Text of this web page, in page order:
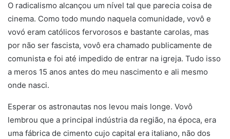
O radicalismo alcançou um nível tal que parecia coisa de
cinema. Como todo mundo naquela comunidade, vovô e
vovó eram católicos fervorosos e bastante carolas, mas
por não ser fascista, vovô era chamado publicamente de
comunista e foi até impedido de entrar na igreja. Tudo isso
a meros 15 anos antes do meu nascimento e ali mesmo
onde nasci.
Esperar os astronautas nos levou mais longe. Vovô
lembrou que a principal indústria da região, na época, era
uma fábrica de cimento cujo capital era italiano, não dos